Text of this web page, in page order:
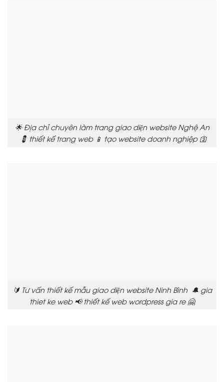
🌟 Địa chỉ chuyên làm trang giao diện website Nghệ An
💈 thiết kế trang web 📱 tạo website doanh nghiệp 🛐
🔰 Tư vấn thiết kế mẫu giao diện website Ninh Bình 🔔 gia
thiet ke web 📢 thiết kế web wordpress gia re 🤗